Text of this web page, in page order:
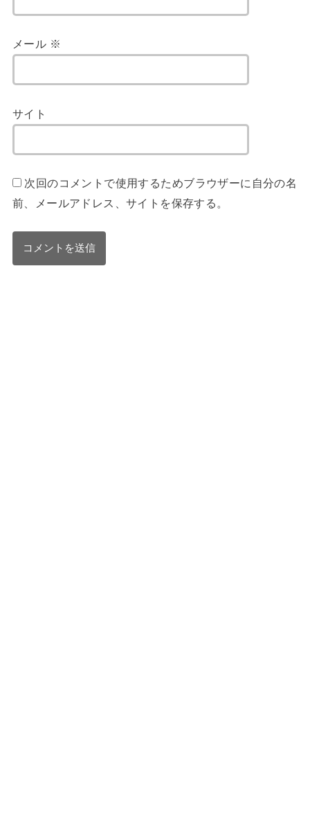
メール ※
サイト
次回のコメントで使用するためブラウザーに自分の名
前、メールアドレス、サイトを保存する。